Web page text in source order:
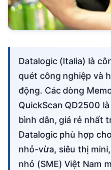
Datalogic (Italia) là công ty chuyên máy
quét công nghiệp và
động. Các dòng
QuickScan QD2500
bình dân, giá rẻ nhất
Datalogic phù hợp
nhỏ-vừa, siêu thị
nhỏ (SME) Việt Nam